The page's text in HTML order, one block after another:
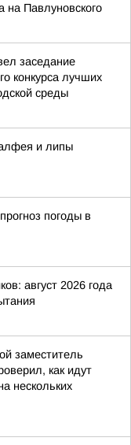
Павлуновского
заседание
конкурса лучших
среды
и липы
погоды в
август 2026 года
заместитель
как идут
нескольких